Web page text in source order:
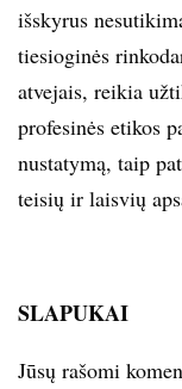
išskyrus
tiesioginės
atvejais, reikia
profesinės etikos
nustatymą, taip
teisių ir laisvių
SLAPUKAI
Jūsų rašomi